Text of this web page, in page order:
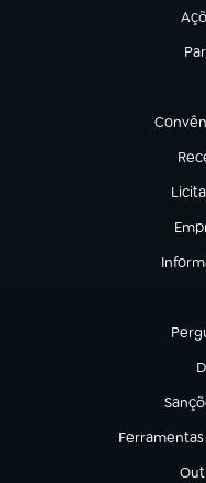
(abre
(abre
(abre
(abre em